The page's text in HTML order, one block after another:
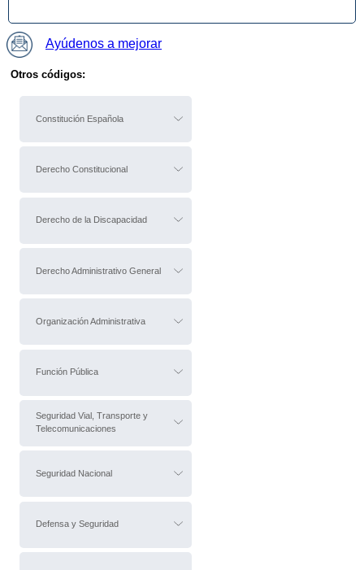
Otros códigos:
Constitución Española
Derecho Constitucional
Derecho de la Discapacidad
Derecho Administrativo General
Organización Administrativa
Función Pública
Seguridad Vial, Transporte y
Telecomunicaciones
Seguridad Nacional
Defensa y Seguridad
Ayúdenos a mejorar